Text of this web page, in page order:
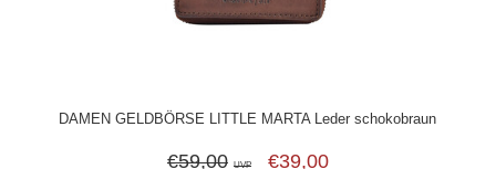
DAMEN GELDBÖRSE LITTLE MARTA Leder schokobraun
€59,00 UVP €39,00